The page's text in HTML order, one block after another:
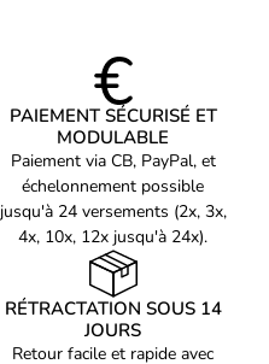
PAIEMENT SÉCURISÉ ET
MODULABLE
Paiement via CB, PayPal, et
échelonnement possible
jusqu'à 24 versements (2x, 3x,
4x, 10x, 12x jusqu'à 24x).
RÉTRACTATION SOUS 14
JOURS
Retour facile et rapide avec